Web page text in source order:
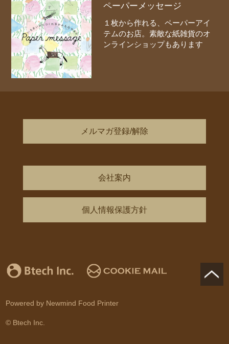
ペーパーメッセージ
１枚から作れる、ペーパーアイ
テムのお店。素敵な紙雑貨のオ
ンラインショップもあります
メルマガ登録/解除
会社案内
個人情報保護方針
Powered by Newmind Food Printer
© Btech Inc.